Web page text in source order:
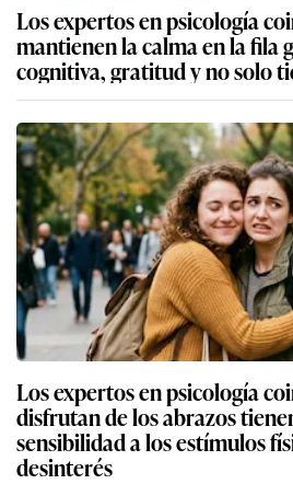
Los expertos en psicología
mantienen la calma en la fila
cognitiva, gratitud y no solo
Los expertos en psicología
disfrutan de los abrazos
sensibilidad a los estímulos
desinterés